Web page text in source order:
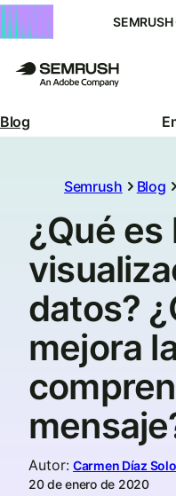
SEMRUSH
Blog
Semrush Blog
¿Qué es
datos?
mejora
Autor: Carmen Díaz
20 de enero de 2020